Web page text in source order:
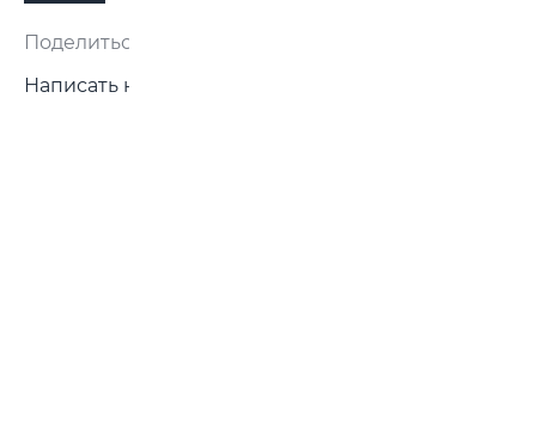
Поделиться:
Написать нам